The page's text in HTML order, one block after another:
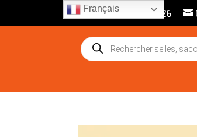
(33) 6 45 57 84 26
Recherche
de
produits
Français